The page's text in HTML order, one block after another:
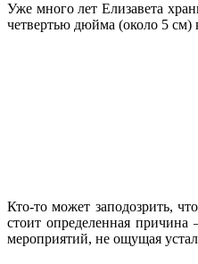
Уже много лет Елизавета
четвертью дюйма (около 5 см)
Кто-то может заподозрить,
стоит определенная
мероприятий, не ощущая